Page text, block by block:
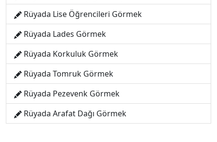
Rüyada Lise Öğrencileri Görmek
Rüyada Lades Görmek
Rüyada Korkuluk Görmek
Rüyada Tomruk Görmek
Rüyada Pezevenk Görmek
Rüyada Arafat Dağı Görmek